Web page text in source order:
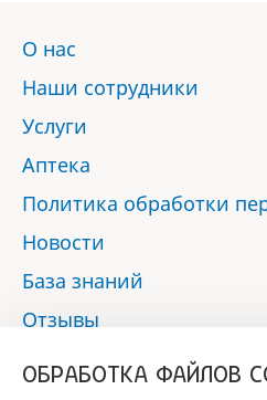
О нас
Наши сотрудники
Услуги
Аптека
Политика обработки
Новости
База знаний
Отзывы
ОБРАБОТКА ФАЙЛОВ